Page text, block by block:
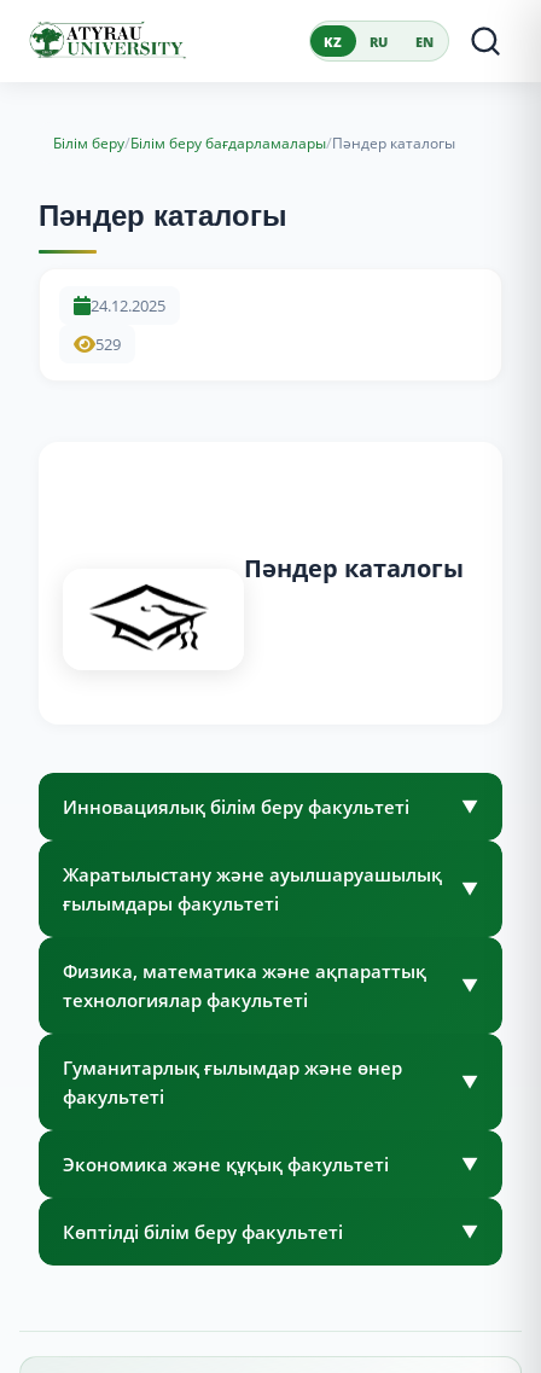
KZ RU EN
Білім беру/Білім беру бағдарламалары/Пәндер каталогы
Пәндер каталогы
24.12.2025
529
Пәндер каталогы
Инновациялық білім беру факультеті ▼
Жаратылыстану және ауылшаруашылық
ғылымдары факультеті
▼
Физика, математика және ақпараттық
технологиялар факультеті
▼
Гуманитарлық ғылымдар және өнер
факультеті
▼
Экономика және құқық факультеті ▼
Көптілді білім беру факультеті ▼